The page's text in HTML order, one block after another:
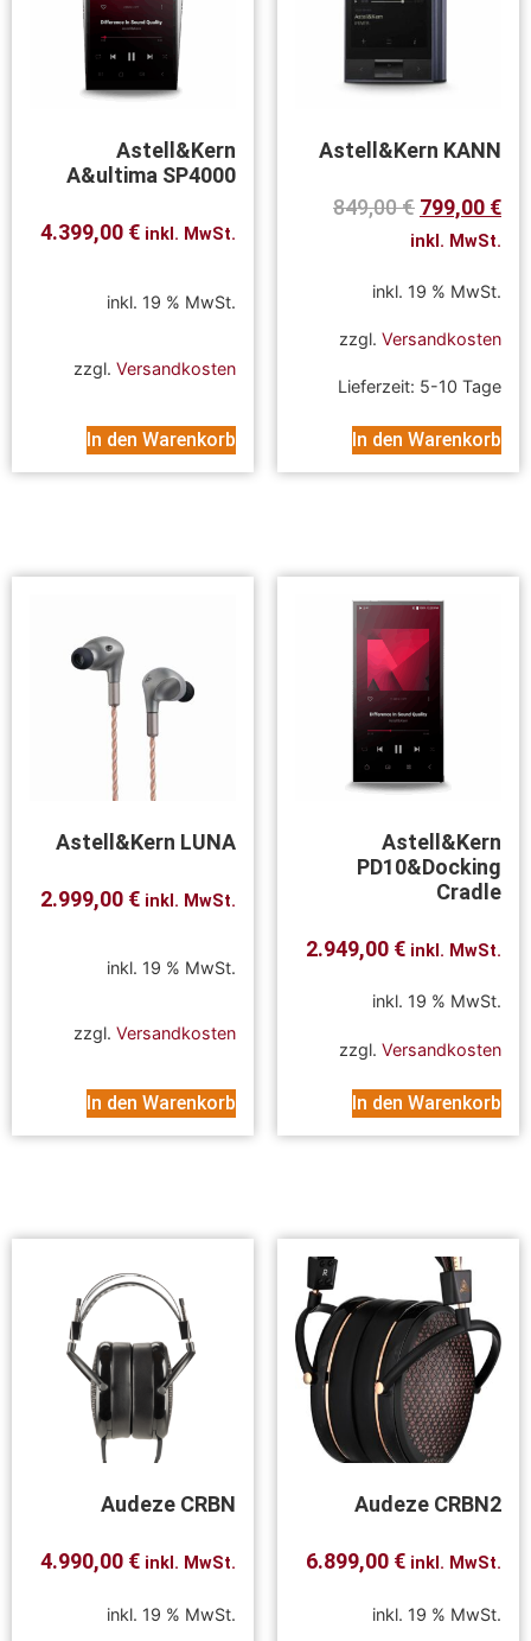
Astell&Kern
A&ultima SP4000
4.399,00 € inkl. MwSt.
inkl. 19 % MwSt.
zzgl. Versandkosten
In den Warenkorb
Astell&Kern KANN
849,00€ 799,00 €
inkl. MwSt.
inkl. 19 % MwSt.
zzgl. Versandkosten
Lieferzeit: 5-10 Tage
In den Warenkorb
Astell&Kern LUNA
2.999,00 € inkl. MwSt.
inkl. 19 % MwSt.
zzgl. Versandkosten
In den Warenkorb
Astell&Kern
PD10&Docking
Cradle
2.949,00 € inkl. MwSt.
inkl. 19 % MwSt.
zzgl. Versandkosten
In den Warenkorb
Audeze CRBN
4.990,00 € inkl. MwSt.
inkl. 19 % MwSt.
Audeze CRBN2
6.899,00 € inkl. MwSt.
inkl. 19 % MwSt.